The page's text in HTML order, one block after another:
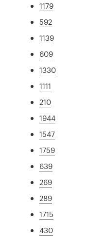
1179
592
1139
609
1330
1111
210
1944
1547
1759
639
269
289
1715
430